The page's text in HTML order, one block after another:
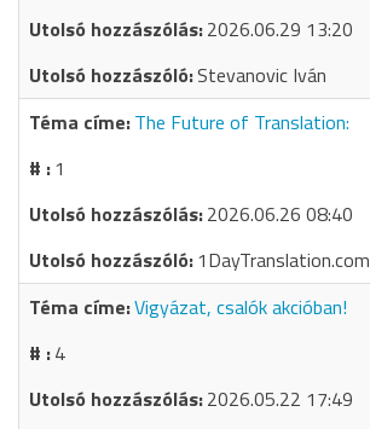
2026.06.29 13:20
Stevanovic Iván
The Future of Translation:
1
2026.06.26 08:40
1DayTranslation.com
Vigyázat, csalók akcióban!
4
2026.05.22 17:49